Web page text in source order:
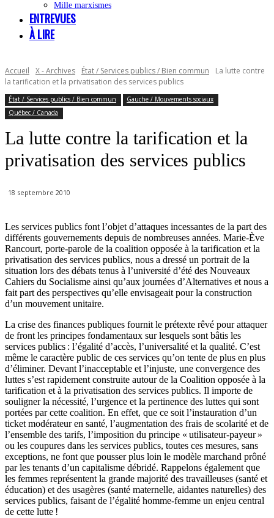
Mille marxismes
ENTREVUES
À LIRE
Accueil X - Archives État / Services publics / Bien commun
La lutte contre
la tarification et la privatisation des services publics
État / Services publics / Bien commun
Gauche / Mouvements sociaux
Québec / Canada
La lutte contre la tarification et la
privatisation des services publics
18 septembre 2010
Les services publics font l’objet d’attaques incessantes de la part des
différents gouvernements depuis de nombreuses années. Marie-Ève
Rancourt, porte-parole de la coalition opposée à la tarification et la
privatisation des services publics, nous a dressé un portrait de la
situation lors des débats tenus à l’université d’été des Nouveaux
Cahiers du Socialisme ainsi qu’aux journées d’Alternatives et nous a
fait part des perspectives qu’elle envisageait pour la construction
d’un mouvement unitaire.
La crise des finances publiques fournit le prétexte rêvé pour attaquer
de front les principes fondamentaux sur lesquels sont bâtis les
services publics : l’égalité d’accès, l’universalité et la qualité. C’est
même le caractère public de ces services qu’on tente de plus en plus
d’éliminer. Devant l’inacceptable et l’injuste, une convergence des
luttes s’est rapidement construite autour de la Coalition opposée à la
tarification et à la privatisation des services publics. Il importe de
souligner la nécessité, l’urgence et la pertinence des luttes qui sont
portées par cette coalition. En effet, que ce soit l’instauration d’un
ticket modérateur en santé, l’augmentation des frais de scolarité et de
l’ensemble des tarifs, l’imposition du principe « utilisateur-payeur »
ou les coupures dans les services publics, toutes ces mesures, sans
exceptions, ne font que pousser plus loin le modèle marchand prôné
par les tenants d’un capitalisme débridé. Rappelons également que
les femmes représentent la grande majorité des travailleuses (santé et
éducation) et des usagères (santé maternelle, aidantes naturelles) des
services publics, faisant de l’égalité homme-femme un enjeu central
de cette lutte !